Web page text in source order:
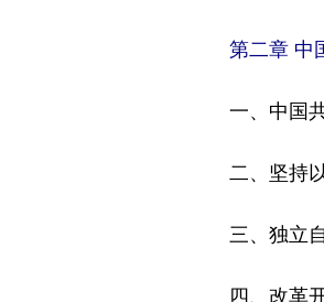
第二章 中
一、中国共
二、坚持以
三、独立自
四、改革开